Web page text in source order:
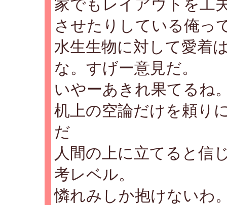
家でもレイアウトを工
させたりしている俺っ
水生生物に対して愛着
な。すげー意見だ。
いやーあきれ果てるね
机上の空論だけを頼り
だ
人間の上に立てると信
考レベル。
憐れみしか抱けないわ